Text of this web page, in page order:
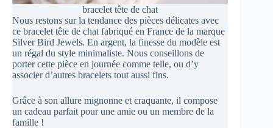
bracelet tête de chat
Nous restons sur la tendance des pièces délicates avec
ce bracelet tête de chat fabriqué en France de la marque
Silver Bird Jewels. En argent, la finesse du modèle est
un régal du style minimaliste. Nous conseillons de
porter cette pièce en journée comme telle, ou d’y
associer d’autres bracelets tout aussi fins.
Grâce à son allure mignonne et craquante, il compose
un cadeau parfait pour une amie ou un membre de la
famille !